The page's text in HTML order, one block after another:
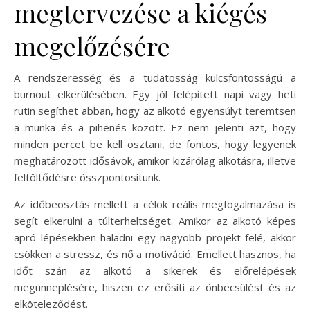
megtervezése a kiégés
megelőzésére
A rendszeresség és a tudatosság kulcsfontosságú a
burnout elkerülésében. Egy jól felépített napi vagy heti
rutin segíthet abban, hogy az alkotó egyensúlyt teremtsen
a munka és a pihenés között. Ez nem jelenti azt, hogy
minden percet be kell osztani, de fontos, hogy legyenek
meghatározott idősávok, amikor kizárólag alkotásra, illetve
feltöltődésre összpontosítunk.
Az időbeosztás mellett a célok reális megfogalmazása is
segít elkerülni a túlterheltséget. Amikor az alkotó képes
apró lépésekben haladni egy nagyobb projekt felé, akkor
csökken a stressz, és nő a motiváció. Emellett hasznos, ha
időt szán az alkotó a sikerek és előrelépések
megünneplésére, hiszen ez erősíti az önbecsülést és az
elköteleződést.